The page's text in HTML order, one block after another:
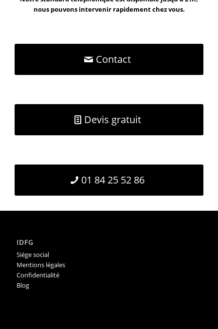
nous pouvons intervenir rapidement chez vous.
Contact
Devis gratuit
01 84 25 52 86
IDFG
Siége social
Mentions légales
Confidentialité
Blog